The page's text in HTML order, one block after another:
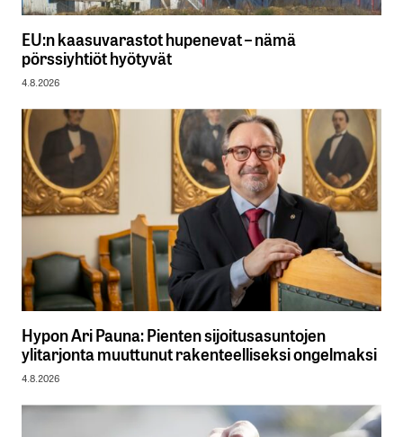
EU:n kaasuvarastot hupenevat – nämä
pörssiyhtiöt hyötyvät
4.8.2026
Hypon Ari Pauna: Pienten sijoitusasuntojen
ylitarjonta muuttunut rakenteelliseksi ongelmaksi
4.8.2026